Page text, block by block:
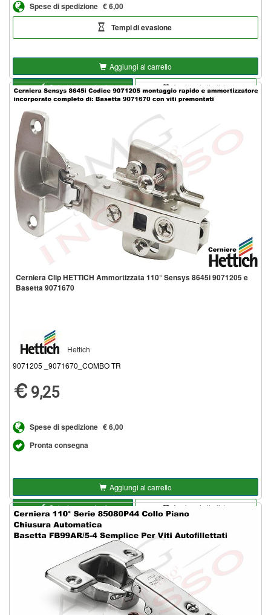
Spese di spedizione € 6,00
Tempi di evasione
Aggiungi al carrello
Seleziona opzioni
Aggiungi alla lista
Cerniera Clip HETTICH Ammortizzata 110° Sensys 8645i 9071205 e
Basetta 9071670
Hettich
9071205 _9071670_COMBO TR
9,25
Spese di spedizione € 6,00
Pronta consegna
Aggiungi al carrello
Seleziona opzioni
Aggiungi alla lista